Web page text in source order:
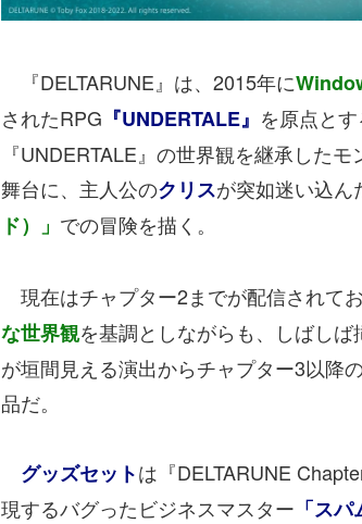
『DELTARUNE』は、2015年に
されたRPG 『UNDERTALE』 を原点と
『UNDERTALE』の世界観を継承した
舞台に、主人公のクリスが突如迷い込ん
ド）」 での冒険を描く。
現在はチャプター2までが配信されてお
な世界観を基調としながらも、しばし
が垣間見える演出からチャプター3以降
品だ。
グッズセットは『DELTARUNE
現するバグったビジネスマスター 「スパ